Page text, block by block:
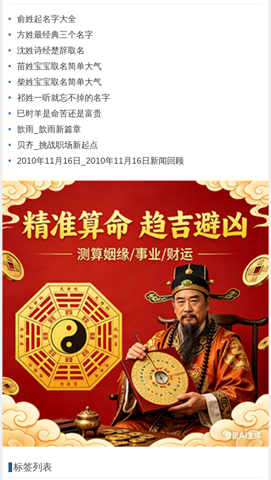
俞姓起名字大全
方姓最经典三个名字
沈姓诗经楚辞取名
苗姓宝宝取名简单大气
柴姓宝宝取名简单大气
祁姓一听就忘不掉的名字
巳时羊是命苦还是富贵
歆雨_歆雨新篇章
贝齐_挑战职场新起点
2010年11月16日_2010年11月16日新闻回顾
标签列表